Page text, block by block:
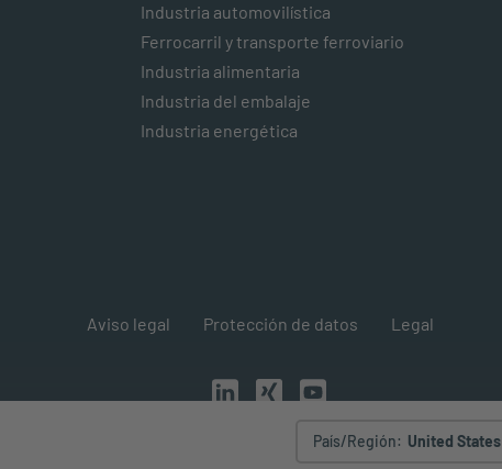
Industria automovilística
Ferrocarril y transporte ferroviario
Industria alimentaria
Industria del embalaje
Industria energética
Aviso legal Protección de datos Legal
País/Región: United States